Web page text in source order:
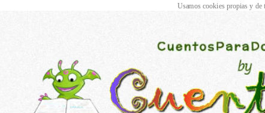
Usamos cookies propias y de